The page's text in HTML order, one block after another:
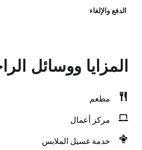
الدفع والإلغاء
المزايا ووسائل
مطعم
مركز أعمال
خدمة غسيل الملابس